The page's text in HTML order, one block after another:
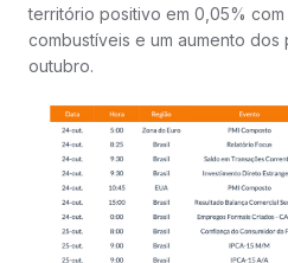
território positivo em 0,05%
combustíveis e um aumento dos
outubro.